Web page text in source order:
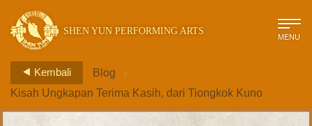
SHEN YUN PERFORMING ARTS MENU
Kembali Blog >
Kisah Ungkapan Terima Kasih, dari Tiongkok Kuno